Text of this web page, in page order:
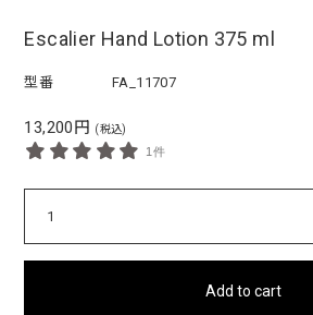
Escalier Hand Lotion 375 ml
型番 FA_11707
13,200円 (税込)
1件
1
Add to cart